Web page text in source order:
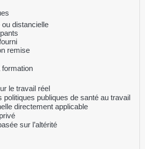
distancielle
remise
formation
le travail réel
publiques de santé au travail
directement applicable
sur l’altérité